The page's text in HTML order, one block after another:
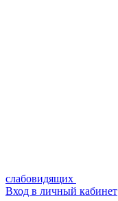
слабовидящих
Вход в личный кабинет